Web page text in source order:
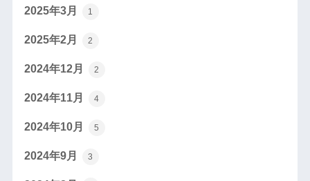
2025年3月 1
2025年2月 2
2024年12月 2
2024年11月 4
2024年10月 5
2024年9月 3